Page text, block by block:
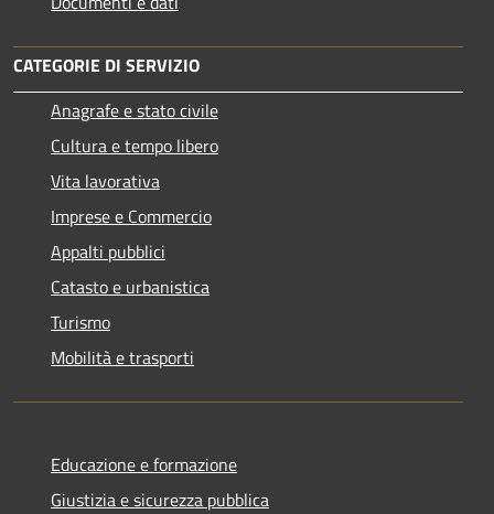
CATEGORIE DI SERVIZIO
Anagrafe e stato civile
Cultura e tempo libero
Vita lavorativa
Imprese e Commercio
Appalti pubblici
Catasto e urbanistica
Turismo
Mobilità e trasporti
Educazione e formazione
Giustizia e sicurezza pubblica